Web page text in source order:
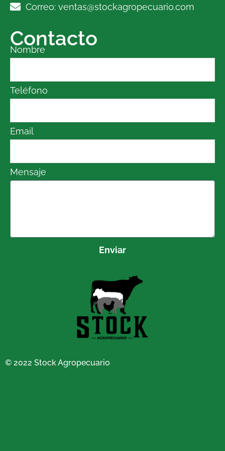
Correo: ventas@stockagropecuario.com
Contacto
Nombre
Teléfono
Email
Mensaje
Enviar
© 2022 Stock Agropecuario